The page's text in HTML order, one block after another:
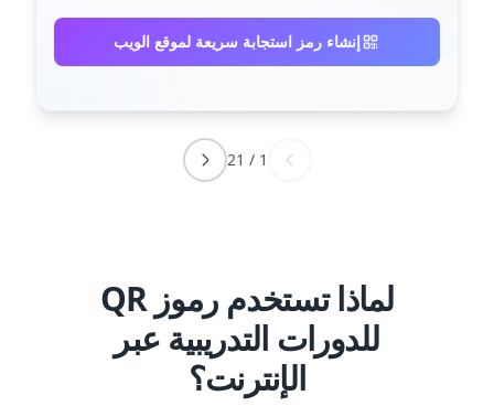
إنشاء رمز استجابة سريعة لموقع الويب
1
/
21
لماذا تستخدم رموز QR
للدورات التدريبية عبر
الإنترنت؟